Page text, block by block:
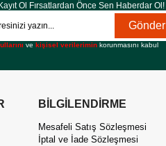
Ol Fırsatlardan Önce Sen Haberdar Ol!
Gönder
vekişisel verilerimin korunmasını kabul
BİLGİLENDİRME
Mesafeli Satış Sözleşmesi
İptal ve İade Sözleşmesi